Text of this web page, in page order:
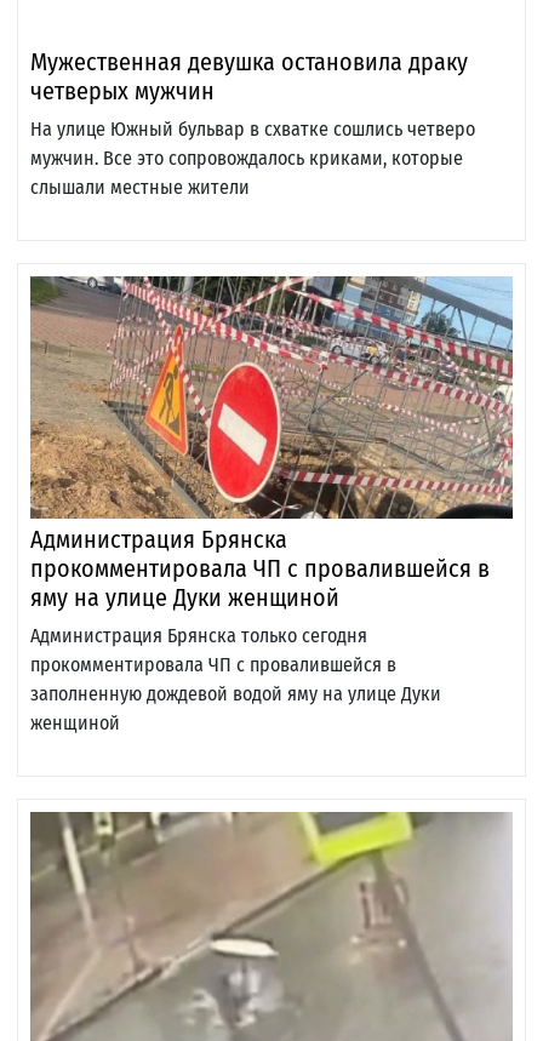
Мужественная девушка остановила драку
четверых мужчин
На улице Южный бульвар в схватке сошлись четверо
мужчин. Все это сопровождалось криками, которые
слышали местные жители
Администрация Брянска
прокомментировала ЧП с провалившейся в
яму на улице Дуки женщиной
Администрация Брянска только сегодня
прокомментировала ЧП с провалившейся в
заполненную дождевой водой яму на улице Дуки
женщиной